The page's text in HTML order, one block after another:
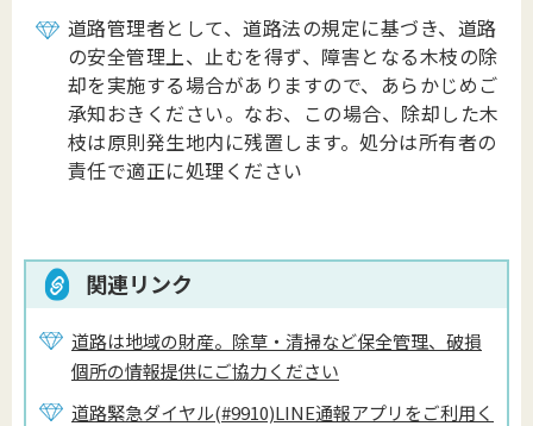
道路管理者として、道路法の規定に基づき、道路
の安全管理上、止むを得ず、障害となる木枝の除
却を実施する場合がありますので、あらかじめご
承知おきください。なお、この場合、除却した木
枝は原則発生地内に残置します。処分は所有者の
責任で適正に処理ください
関連リンク
道路は地域の財産。除草・清掃など保全管理、破損
個所の情報提供にご協力ください
道路緊急ダイヤル(#9910)LINE通報アプリをご利用く